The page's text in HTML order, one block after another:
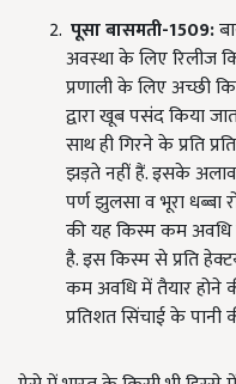
पूसा बासमती-1509:
अवस्था के लिए रिलीज
प्रणाली के लिए अच्छी
द्वारा खूब पसंद किया
साथ ही गिरने के प्रति
झड़ते नहीं हैं. इसके
पर्ण झुलसा व भूरा धब्बा
की यह किस्म कम अवधि
है. इस किस्म से प्रति
कम अवधि में तैयार
प्रतिशत सिंचाई के पानी